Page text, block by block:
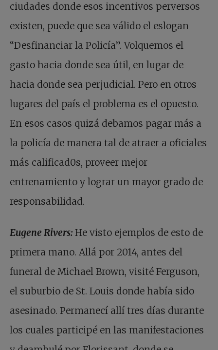
ciudades donde esos incentivos perversos
existen, puede que sea válido el eslogan
“Desfinanciar la Policía”. Volquemos el
gasto hacia donde sea útil, en lugar de
hacia donde sea perjudicial. Pero en otros
lugares del país el problema es el opuesto.
En esos casos quizá debamos pagar más a
la policía de manera tal de atraer a oficiales
más calificad0s, proveer mejor
entrenamiento y lograr un mayor grado de
responsabilidad.
Eugene Rivers: He visto ejemplos de esto de
primera mano. Allá por 2014, antes del
funeral de Michael Brown, visité Ferguson,
el suburbio de St. Louis donde había sido
asesinado. Permanecí allí tres días durante
los cuales participé en las manifestaciones